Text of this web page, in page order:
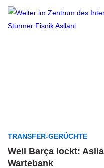
TRANSFER-GERÜCHTE
Weil Barça lockt:
Wartebank